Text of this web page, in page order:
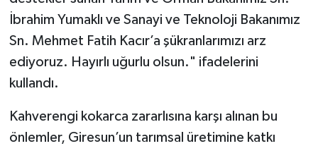
İbrahim Yumaklı ve Sanayi ve Teknoloji Bakanımız
Sn. Mehmet Fatih Kacır’a şükranlarımızı arz
ediyoruz. Hayırlı uğurlu olsun." ifadelerini
kullandı.
Kahverengi kokarca zararlısına karşı alınan bu
önlemler, Giresun’un tarımsal üretimine katkı